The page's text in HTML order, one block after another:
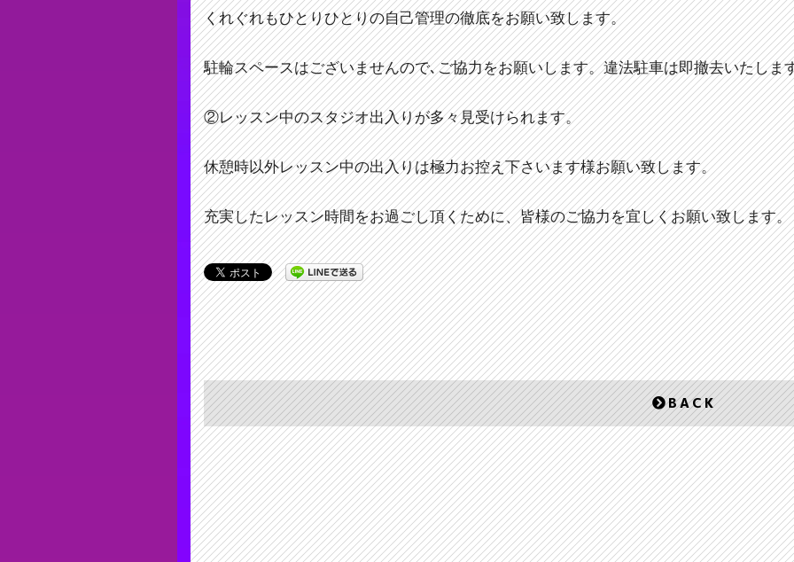
くれぐれもひとりひとりの自己管理の徹底をお願い致します。
駐輪スペースはございませんので､ご協力をお願いします。違法駐車は即撤去いたしま
②レッスン中のスタジオ出入りが多々見受けられます。
休憩時以外レッスン中の出入りは極力お控え下さいます様お願い致します。
充実したレッスン時間をお過ごし頂くために、皆様のご協力を宜しくお願い致します。
BACK